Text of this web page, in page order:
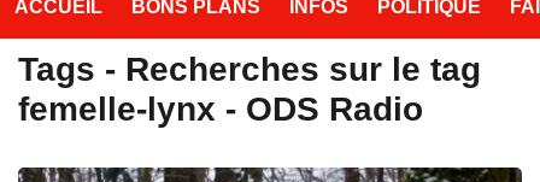
ACCUEIL BONS PLANS INFOS POLITIQUE
Tags - Recherches sur le tag
femelle-lynx - ODS Radio